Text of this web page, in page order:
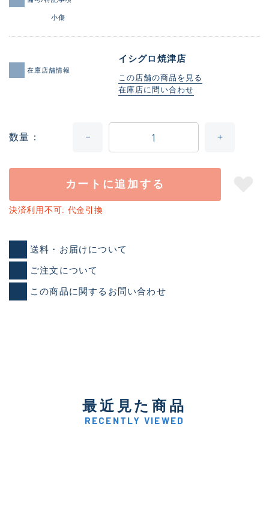
小傷
在庫店舗情報
イシグロ焼津店
この店舗の商品を見る
在庫店に問い合わせ
数量
カートに追加する
決済利用不可: 代金引換
送料・お届けについて
ご注文について
この商品に関するお問い合わせ
最近見た商品
RECENTLY VIEWED